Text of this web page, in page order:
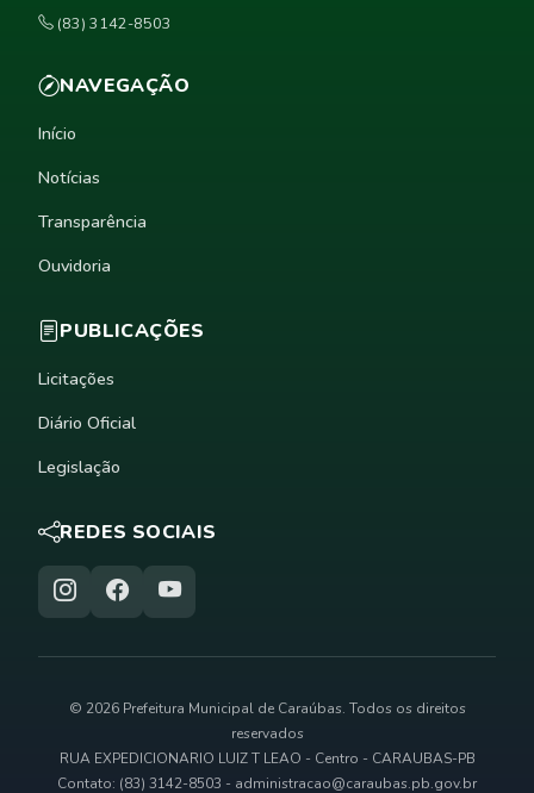
(83) 3142-8503
NAVEGAÇÃO
Início
Notícias
Transparência
Ouvidoria
PUBLICAÇÕES
Licitações
Diário Oficial
Legislação
REDES SOCIAIS
© 2026 Prefeitura Municipal de Caraúbas. Todos os direitos
reservados
RUA EXPEDICIONARIO LUIZ T LEAO - Centro - CARAUBAS-PB
Contato: (83) 3142-8503 - administracao@caraubas.pb.gov.br